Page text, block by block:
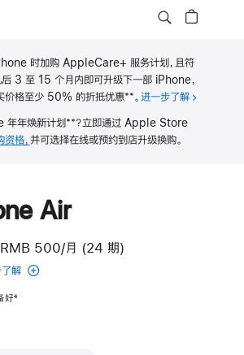
时加购 AppleCare+ 服务计划，且符
后 3 至 15 个月内即可升级下一部 iPhone，
价格至少 50% 的折抵优惠**。 进一步了解关于
年年焕新计划 **？立即通过 Apple Store
格， 并可选择在线或预约到店升级换购。
Air
RMB 500/月 (24 期)
解 eSIM
好脚
4